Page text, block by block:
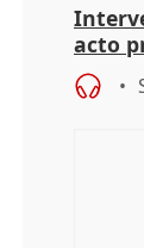
acto